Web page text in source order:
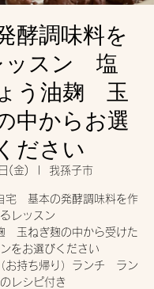
酵調味料を
ッスン 塩
う油麹 玉
中からお選
ださい
(金) 我孫子市
宅 基本の発酵調味料を作
るレッスン
玉ねぎ麹の中から受けた
をお選びください
お持ち帰り）ランチ ラン
レシピ付き